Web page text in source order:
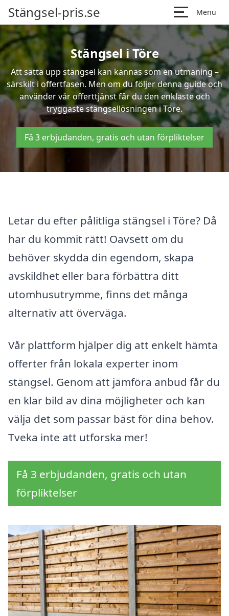
Stängsel-pris.se Menu
Stängsel i Töre
Att sätta upp stängsel kan kännas som en utmaning –
särskilt i offertfasen. Men om du följer denna guide och
använder vår offerttjänst får du den enklaste och
tryggaste stängsellösningen i Töre.
Få 3 erbjudanden, gratis och utan förpliktelser
Letar du efter pålitliga stängsel i Töre? Då
har du kommit rätt! Oavsett om du
behöver skydda din egendom, skapa
avskildhet eller bara förbättra ditt
utomhusutrymme, finns det många
alternativ att överväga.
Vår plattform hjälper dig att enkelt hämta
offerter från lokala experter inom
stängsel. Genom att jämföra anbud får du
en klar bild av dina möjligheter och kan
välja det som passar bäst för dina behov.
Tveka inte att utforska mer!
Få 3 erbjudanden, gratis och utan
förpliktelser